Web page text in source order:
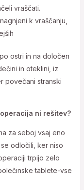
vraščati.
k vraščanju,
ostri in na določen
in oteklini, iz
povečani stranski
ni rešitev?
za seboj vsaj eno
odločili, ker niso
trpijo zelo
tablete-vse